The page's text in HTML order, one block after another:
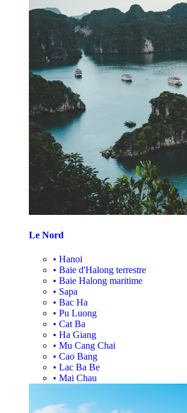
Le Nord
• Hanoi
• Baie d'Halong terrestre
• Baie Halong maritime
• Sapa
• Bac Ha
• Pu Luong
• Cat Ba
• Ha Giang
• Mu Cang Chai
• Cao Bang
• Lac Ba Be
• Mai Chau